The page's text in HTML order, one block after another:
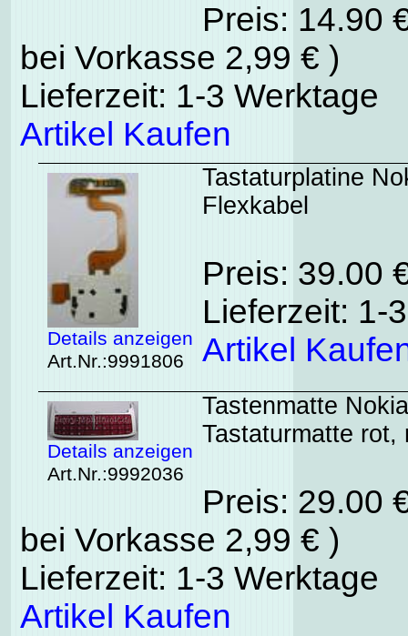
Preis: 14.90
bei Vorkasse 2,99 € )
Lieferzeit: 1-3 Werktage
Artikel Kaufen
Details anzeigen
Art.Nr.:9991806
Tastaturplatine
Flexkabel
Preis: 39.00
Lieferzeit: 1-
Artikel
Details anzeigen
Art.Nr.:9992036
Tastenmatte
Tastaturmatte rot,
Preis: 29.00
bei Vorkasse 2,99 € )
Lieferzeit: 1-3 Werktage
Artikel Kaufen